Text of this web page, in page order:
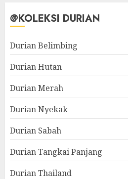
@KOLEKSI DURIAN
Durian Belimbing
Durian Hutan
Durian Merah
Durian Nyekak
Durian Sabah
Durian Tangkai Panjang
Durian Thailand